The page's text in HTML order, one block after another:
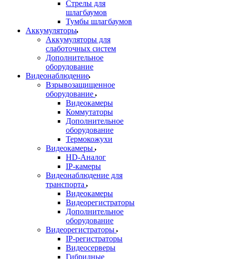
Стрелы для
шлагбаумов
Тумбы шлагбаумов
Аккумуляторы
Аккумуляторы для
слаботочных систем
Дополнительное
оборудование
Видеонаблюдение
Взрывозащищенное
оборудование
Видеокамеры
Коммутаторы
Дополнительное
оборудование
Термокожухи
Видеокамеры
HD-Аналог
IP-камеры
Видеонаблюдение для
транспорта
Видеокамеры
Видеорегистраторы
Дополнительное
оборудование
Видеорегистраторы
IP-регистраторы
Видеосерверы
Гибридные